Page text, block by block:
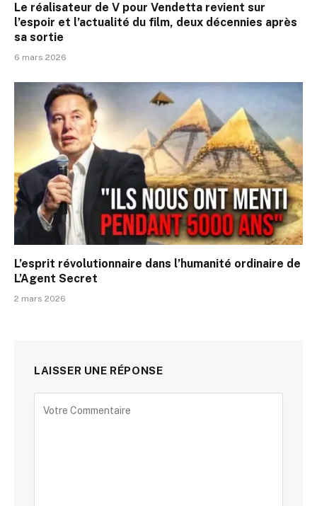
Le réalisateur de V pour Vendetta revient sur
l’espoir et l’actualité du film, deux décennies après
sa sortie
6 mars 2026
L’esprit révolutionnaire dans l’humanité ordinaire de
L’Agent Secret
2 mars 2026
LAISSER UNE RÉPONSE